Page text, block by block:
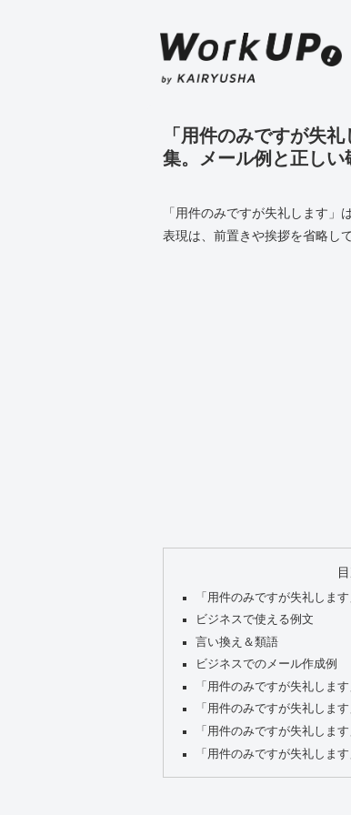
「用件のみですが失
集。メール例と正しい
「用件のみですが失礼します
表現は、前置きや挨拶を省略し
「用件のみですが失礼しま
ビジネスで使える例文
言い換え＆類語
ビジネスでのメール作成例
「用件のみですが失礼しま
「用件のみですが失礼しま
「用件のみですが失礼しま
「用件のみですが失礼しま